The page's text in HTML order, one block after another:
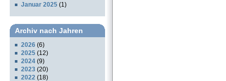
Januar 2025 (1)
Archiv nach Jahren
2026 (6)
2025 (12)
2024 (9)
2023 (20)
2022 (18)